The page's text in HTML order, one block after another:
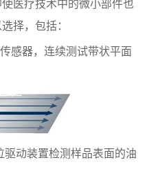
医疗技术中的微小部件也
择，包括：
感器，连续测试带状平面
驱动装置检测样品表面的油